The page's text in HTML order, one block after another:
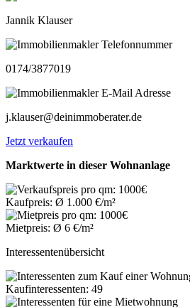
Jannik Klauser
0174/3877019
j.klauser@deinimmoberater.de
Jetzt verkaufen
Marktwerte in dieser Wohnanlage
Kaufpreis: Ø 1.000 €/m²
Mietpreis: Ø 6 €/m²
Interessentenübersicht
Kaufinteressenten: 49